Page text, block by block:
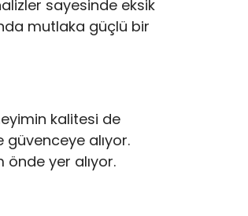
sayesinde eksik
mutlaka güçlü bir
kalitesi de
alıyor.
yer alıyor.